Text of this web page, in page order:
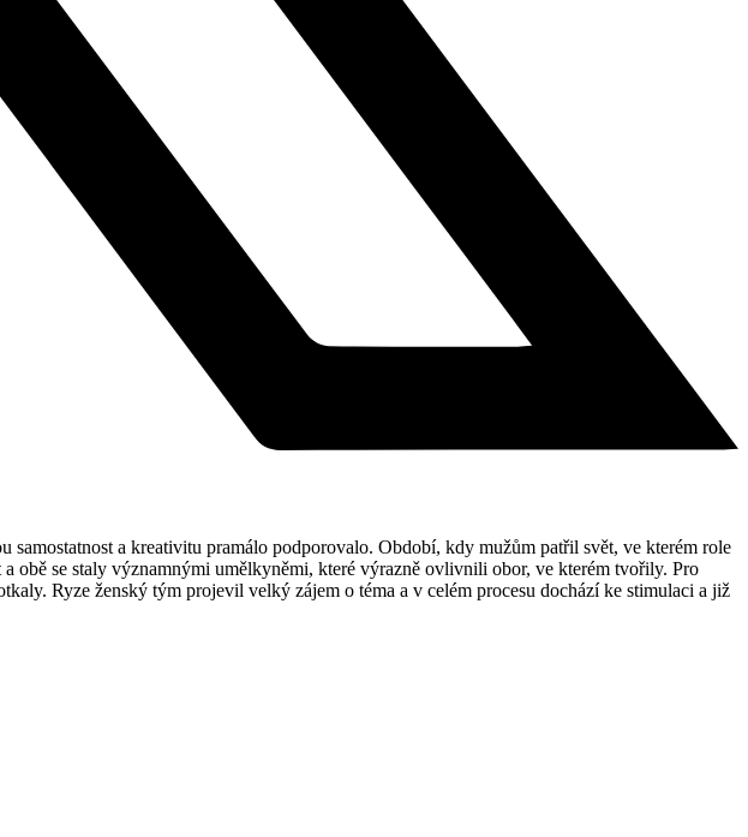
a kreativitu pramálo podporovalo. Období, kdy mužům patřil svět, ve kterém role
obě se staly významnými umělkyněmi, které výrazně ovlivnili obor, ve kterém tvořily. Pro
Ryze ženský tým projevil velký zájem o téma a v celém procesu dochází ke stimulaci a již